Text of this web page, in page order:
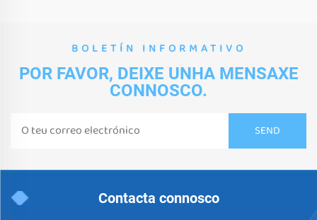
BOLETÍN INFORMATIVO
POR FAVOR, DEIXE UNHA MENSAXE
CONNOSCO.
Contacta connosco